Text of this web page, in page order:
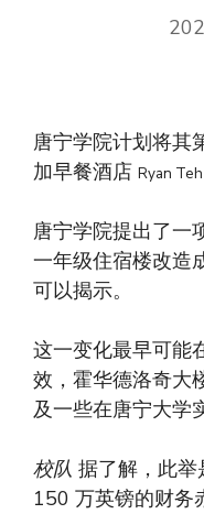
唐宁学院计划将其
加早餐酒店 Ryan
唐宁学院提出了一
一年级住宿楼改造
可以揭示。
这一变化最早可能
效，霍华德洛奇大
及一些在唐宁大学
校队 据了解，此
150 万英镑的财务